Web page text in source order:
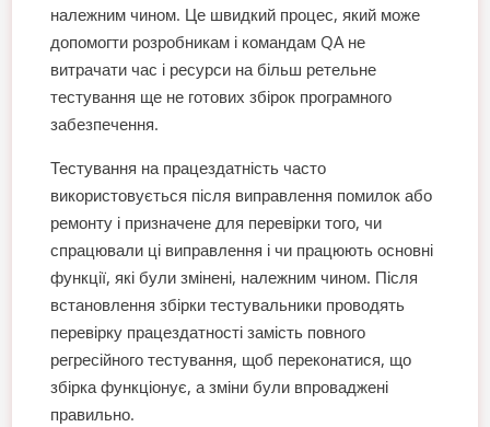
належним чином. Це швидкий процес, який може
допомогти розробникам і командам QA не
витрачати час і ресурси на більш ретельне
тестування ще не готових збірок програмного
забезпечення.
Тестування на працездатність часто
використовується після виправлення помилок або
ремонту і призначене для перевірки того, чи
спрацювали ці виправлення і чи працюють основні
функції, які були змінені, належним чином. Після
встановлення збірки тестувальники проводять
перевірку працездатності замість повного
регресійного тестування, щоб переконатися, що
збірка функціонує, а зміни були впроваджені
правильно.